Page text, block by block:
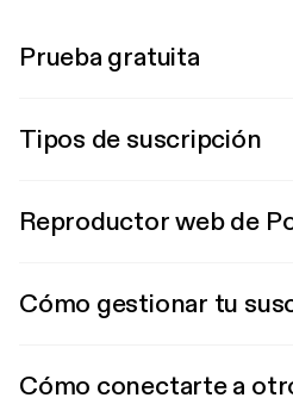
Prueba gratuita
Tipos de suscripción
Reproductor web de
Cómo gestionar tu
Cómo conectarte a